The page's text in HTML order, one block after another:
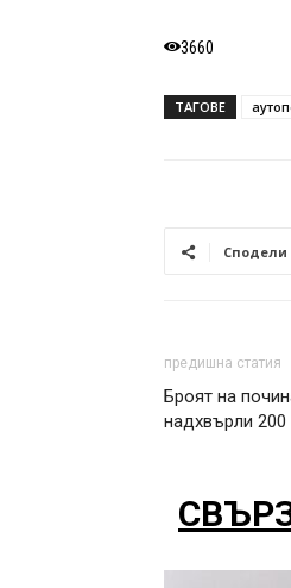
3660
ТАГОВЕ
Сподели
предишна статия
Броят на
надхвърли 200